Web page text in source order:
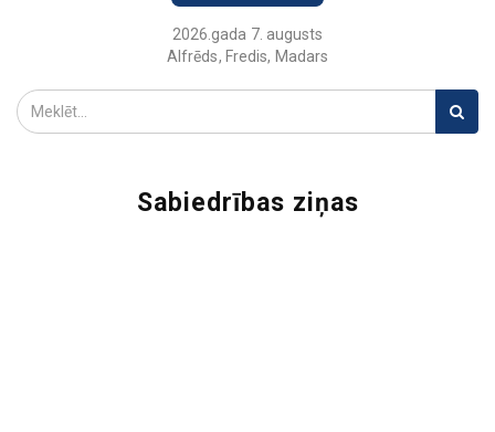
2026.gada 7. augusts
Alfrēds, Fredis, Madars
Sabiedrības ziņas